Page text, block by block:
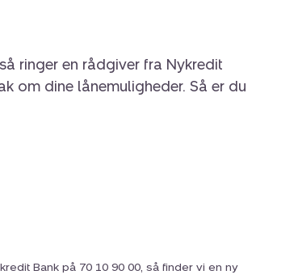
ringer en rådgiver fra Nykredit
om dine lånemuligheder. Så er du
Bank på 70 10 90 00, så finder vi en ny